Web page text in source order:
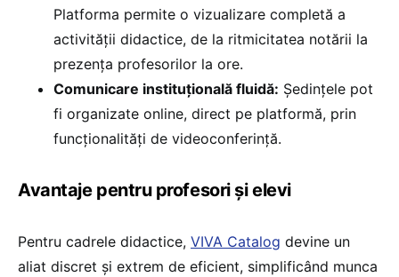
Platforma permite o vizualizare completă a
activității didactice, de la ritmicitatea notării la
prezența profesorilor la ore.
Comunicare instituțională fluidă: Ședințele pot
fi organizate online, direct pe platformă, prin
funcționalități de videoconferință.
Avantaje pentru profesori și elevi
Pentru cadrele didactice, VIVA Catalog devine un
aliat discret și extrem de eficient, simplificând munca